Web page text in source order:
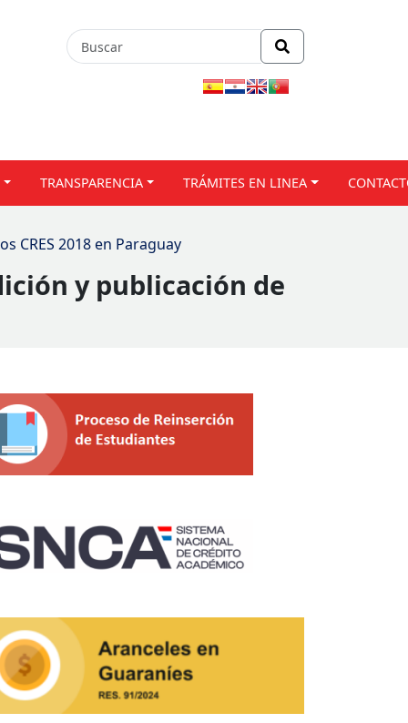
TRANSPARENCIA TRÁMITES EN LINEA
CRES 2018 en Paraguay
y publicación de